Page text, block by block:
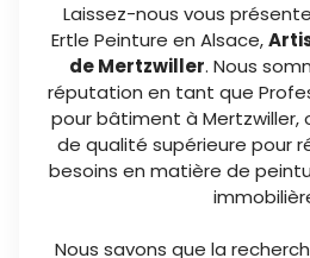
Laissez-nous vous
Ertle Peinture en Alsace,
de Mertzwiller. Nous
réputation en tant que
pour bâtiment à Mertzwiller,
de qualité supérieure pour
besoins en matière de
Nous savons que la